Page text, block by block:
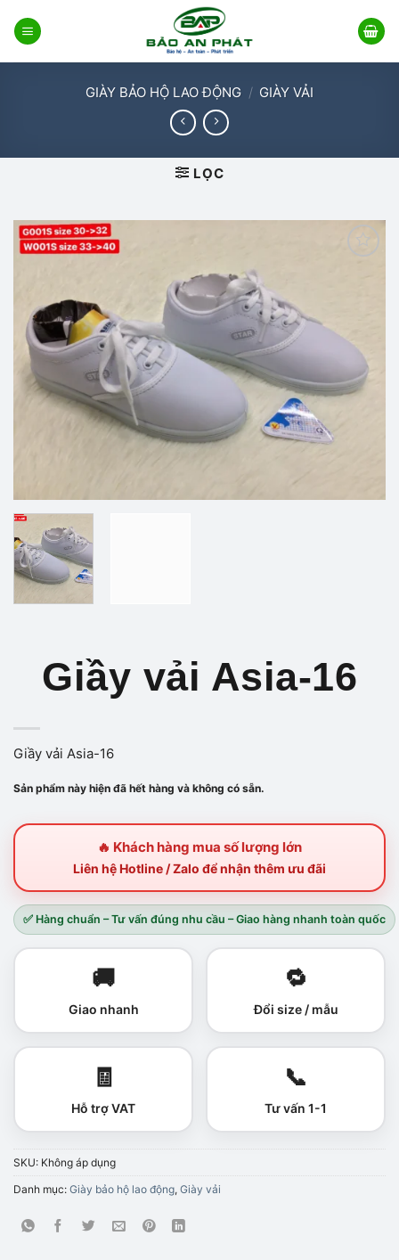
qua
GIÀY BẢO HỘ LAO ĐỘNG / GIÀY VẢI
LỌC
Giầy vải Asia-16
Giầy vải Asia-16
Sản phẩm này hiện đã hết hàng và không có sẵn.
🔥 Khách hàng mua số lượng lớn
Liên hệ Hotline / Zalo để nhận thêm ưu đãi
✅ Hàng chuẩn – Tư vấn đúng nhu cầu – Giao hàng nhanh toàn quốc
🚚
Giao nhanh
🔁
Đổi size / mẫu
🧾
Hỗ trợ VAT
📞
Tư vấn 1-1
SKU: Không áp dụng
Danh mục: Giày bảo hộ lao động, Giày vải